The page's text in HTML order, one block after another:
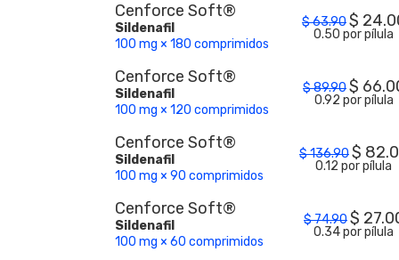
Cenforce Soft®
Sildenafil
100 mg × 180 comprimidos
$63.90$
0.50 por pílula
Cenforce Soft®
Sildenafil
100 mg × 120 comprimidos
$89.90$
0.92 por pílula
Cenforce Soft®
Sildenafil
100 mg × 90 comprimidos
$136.90$
0.12 por pílula
Cenforce Soft®
Sildenafil
100 mg × 60 comprimidos
$74.90$
0.34 por pílula